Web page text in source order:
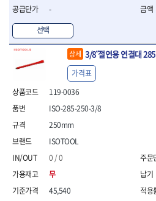
- 라쳇 드라이버
- 스피드렌치
- 모터렌치
- 함마스패너
절연.전설.방폭공구
- 절연옵셋렌치
- 절연드라이버
- 절연스패너
- 절연T렌치
- 절연소켓
- 절연별소켓
- 절연별비트소켓
- 절연육각비트소켓
-
선택
상세 3/8˝절연용 연결대 285
119-0036
ISOTOOL
0 / 0
무
45,540
ISO-285-250-3/8
250mm
가격표